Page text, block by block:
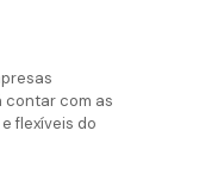
contar com as
flexíveis do